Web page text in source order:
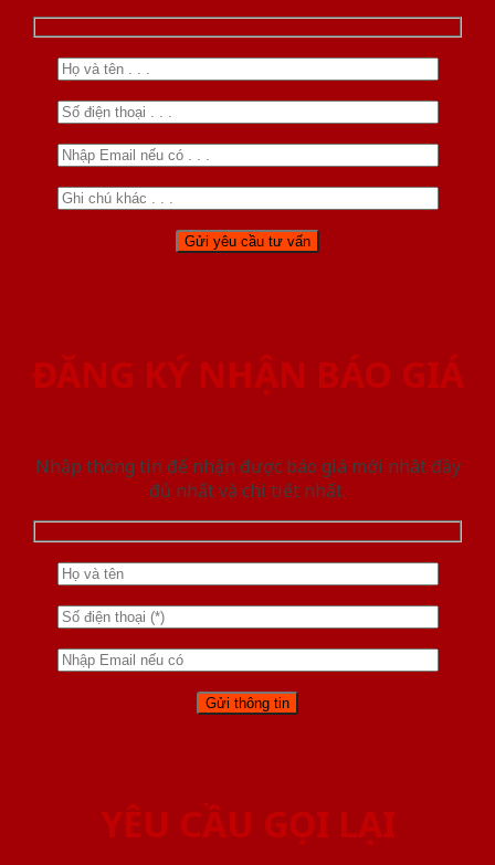
ĐĂNG KÝ NHẬN BÁO GIÁ
Nhập thông tin để nhận được báo giá mới nhât đầy
đủ nhất và chi tiết nhất.
YÊU CẦU GỌI LẠI